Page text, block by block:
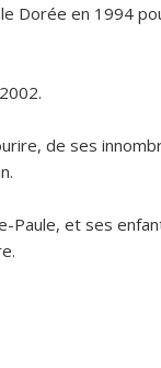
Dorée en 1994
de ses
Paule, et ses